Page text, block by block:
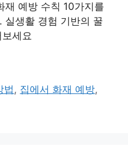
재 예방 수칙 10가지를
실생활 경험 기반의 꿀
세요
법, 집에서 화재 예방,